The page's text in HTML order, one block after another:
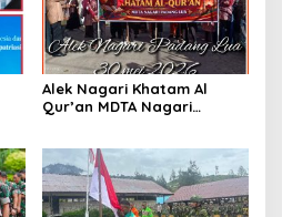
Alek Nagari Khatam Al
Qur’an MDTA Nagari